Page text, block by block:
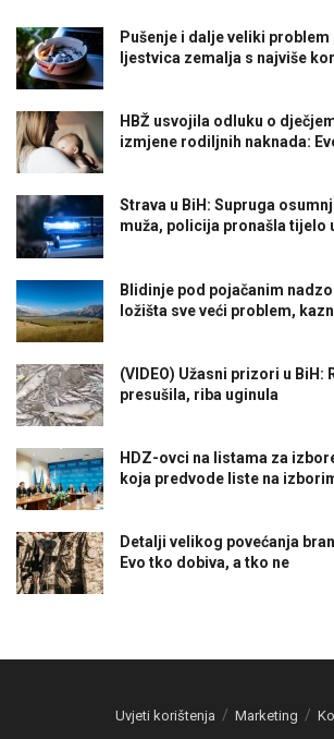
Pušenje i dalje veliki problem
ljestvica zemalja s najviše
HBŽ usvojila odluku o
izmjene rodiljnih naknada:
Strava u BiH: Supruga
muža, policija pronašla tijelo
Blidinje pod pojačanim
ložišta sve veći problem,
(VIDEO) Užasni prizori u BiH:
presušila, riba uginula
HDZ-ovci na listama za
koja predvode liste na
Detalji velikog povećanja
Evo tko dobiva, a tko ne
Uvjeti korištenja Marketing